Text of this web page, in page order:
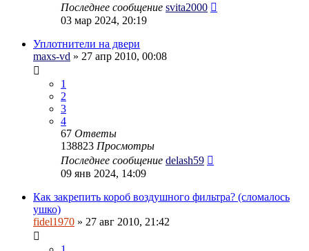
Последнее сообщение svita2000
03 мар 2024, 20:19
Уплотнители на двери
maxs-vd » 27 апр 2010, 00:08
1
2
3
4
67 Ответы
138823 Просмотры
Последнее сообщение delash59
09 янв 2024, 14:09
Как закрепить короб воздушного фильтра? (сломалось
ушко)
fidel1970 » 27 авг 2010, 21:42